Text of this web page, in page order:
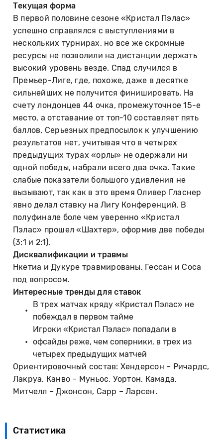
Текущая форма
В первой половине сезоне «Кристал Пэлас»
успешно справлялся с выступлениями в
нескольких турнирах, но все же скромные
ресурсы не позволили на дистанции держать
высокий уровень везде. Спад случился в
Премьер-Лиге, где, похоже, даже в десятке
сильнейших не получится финишировать. На
счету лондонцев 44 очка, промежуточное 15-е
место, а отставание от топ-10 составляет пять
баллов. Серьезных предпосылок к улучшению
результатов нет, учитывая что в четырех
предыдущих турах «орлы» не одержали ни
одной победы, набрали всего два очка. Такие
слабые показатели большого удивления не
вызывают, так как в это время Оливер Гласнер
явно делал ставку на Лигу Конференций. В
полуфинале боле чем уверенно «Кристал
Пэлас» прошел «Шахтер», оформив две победы
(3:1 и 2:1).
Дисквалификации и травмы
Нкетиа и Дукуре травмированы, Гессан и Соса
под вопросом.
Интересные тренды для ставок
В трех матчах кряду «Кристал Пэлас» не
побеждал в первом тайме
Игроки «Кристал Пэлас» попадали в
офсайды реже, чем соперники, в трех из
четырех предыдущих матчей
Ориентировочный состав: Хендерсон – Ричардс,
Лакруа, Канво – Муньос, Уортон, Камада,
Митчелл – Джонсон, Сарр – Ларсен.
Статистика